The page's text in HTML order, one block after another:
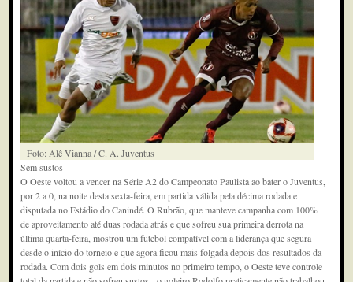
Foto: Alê Vianna / C. A. Juventus
Sem sustos
O Oeste voltou a vencer na Série A2 do Campeonato Paulista ao bater o Juventus,
por 2 a 0, na noite desta sexta-feira, em partida válida pela décima rodada e
disputada no Estádio do Canindé. O Rubrão, que manteve campanha com 100%
de aproveitamento até duas rodada atrás e que sofreu sua primeira derrota na
última quarta-feira, mostrou um futebol compatível com a liderança que segura
desde o início do torneio e que agora ficou mais folgada depois dos resultados da
rodada. Com dois gols em dois minutos no primeiro tempo, o Oeste teve controle